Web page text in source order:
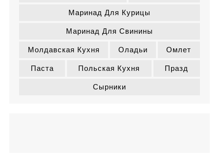
Маринад Для Курицы
Маринад Для Свинины
Молдавская Кухня Оладьи Омлет
Паста Польская Кухня Празд
Сырники